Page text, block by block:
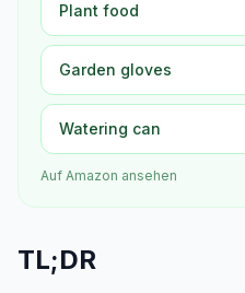
Plant food
Garden gloves
Watering can
Auf Amazon ansehen
TL;DR